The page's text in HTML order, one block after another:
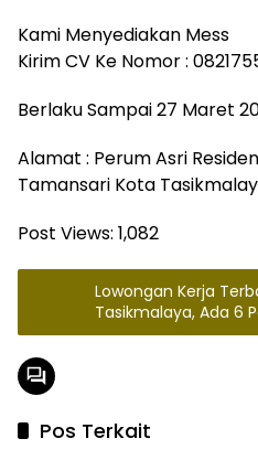
Kami Menyediakan Mess
Kirim CV Ke Nomor :
Berlaku Sampai 27 Maret
Alamat : Perum Asri
Tamansari Kota
Post Views: 1,082
Lowongan Kerja
Tasikmalaya, Ada 6
SMK dan S1
Pos Terkait
LOWONGAN KERJA